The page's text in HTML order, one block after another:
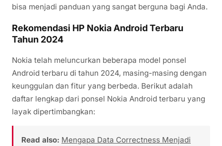
bisa menjadi panduan yang sangat berguna bagi Anda.
Rekomendasi HP Nokia Android Terbaru
Tahun 2024
Nokia telah meluncurkan beberapa model ponsel
Android terbaru di tahun 2024, masing-masing dengan
keunggulan dan fitur yang berbeda. Berikut adalah
daftar lengkap dari ponsel Nokia Android terbaru yang
layak dipertimbangkan:
Read also: Mengapa Data Correctness Menjadi